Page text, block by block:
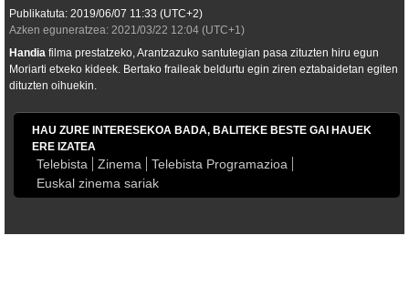
Publikatuta: 2019/06/07 11:33 (UTC+2)
Azken eguneratzea: 2021/03/22 12:04 (UTC+1)
Handia filma prestatzeko, Arantzazuko santutegian pasa zituzten hiru egun
Moriarti etxeko kideek. Bertako fraileak beldurtu egin ziren eztabaidetan egiten
dituzten oihuekin.
HAU ZURE INTERESEKOA BADA, BALITEKE BESTE GAI HAUEK
ERE IZATEA
Telebista Zinema
Telebista Programazioa
Euskal zinema sariak